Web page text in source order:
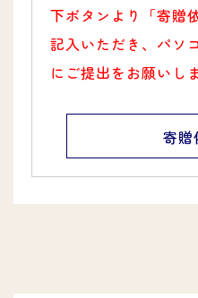
下ボタンより「寄贈
記入いただき、パソ
にご提出をお願いし
寄贈